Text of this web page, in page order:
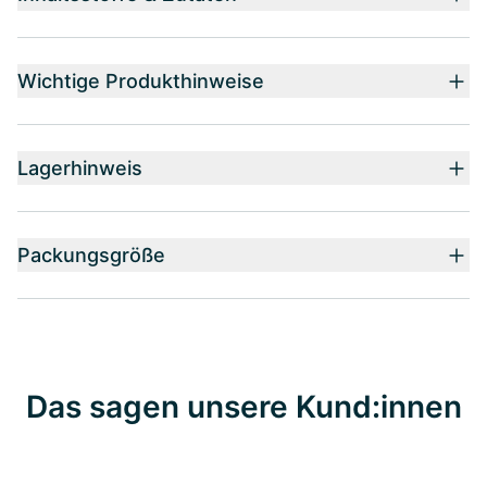
Wichtige Produkthinweise
Lagerhinweis
Packungsgröße
Das sagen unsere Kund:innen